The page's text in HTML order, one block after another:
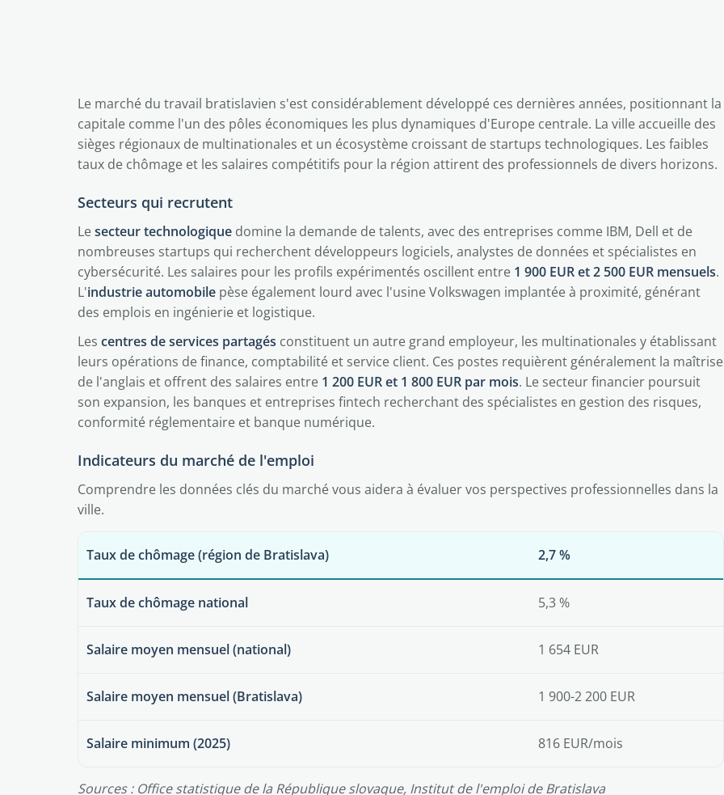
Le marché du travail bratislavien s'est considérablement développé ces dernières années, positionnant la
capitale comme l'un des pôles économiques les plus dynamiques d'Europe centrale. La ville accueille des
sièges régionaux de multinationales et un écosystème croissant de startups technologiques. Les faibles
taux de chômage et les salaires compétitifs pour la région attirent des professionnels de divers horizons.
Secteurs qui recrutent
Lesecteur technologique domine la demande de talents, avec des entreprises comme IBM, Dell et de
nombreuses startups qui recherchent développeurs logiciels, analystes de données et spécialistes en
cybersécurité. Les salaires pour les profils expérimentés oscillent entre 1 900 EUR et 2 500 EUR mensuels.
L'industrie automobile pèse également lourd avec l'usine Volkswagen implantée à proximité, générant
des emplois en ingénierie et logistique.
Les centres de services partagés constituent un autre grand employeur, les multinationales y établissant
leurs opérations de finance, comptabilité et service client. Ces postes requièrent généralement la maîtrise
de l'anglais et offrent des salaires entre 1 200 EUR et 1 800 EUR par mois. Le secteur financier poursuit
son expansion, les banques et entreprises fintech recherchant des spécialistes en gestion des risques,
conformité réglementaire et banque numérique.
Indicateurs du marché de l'emploi
Comprendre les données clés du marché vous aidera à évaluer vos perspectives professionnelles dans la
ville.
Taux de chômage (région de Bratislava) 2,7 %
Taux de chômage national 5,3 %
Salaire moyen mensuel (national) 1 654 EUR
Salaire moyen mensuel (Bratislava) 1 900-2 200 EUR
Salaire minimum (2025) 816 EUR/mois
Sources : Office statistique de la République slovaque, Institut de l'emploi de Bratislava